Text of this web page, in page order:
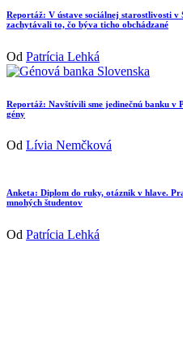
Reportáž: V ústave sociálnej starostlivosti v
zachytávali to, čo býva ticho obchádzané
Od Patrícia Lehká
Reportáž: Navštívili sme jedinečnú banku v
gény
Od Lívia Nemčková
Anketa: Diplom do ruky, otáznik v hlave.
mnohých študentov
Od Patrícia Lehká